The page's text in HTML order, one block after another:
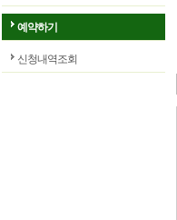
예약하기
신청내역조회